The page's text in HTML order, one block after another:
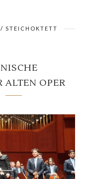
/ STEICHOKTETT
ALTEN OPER